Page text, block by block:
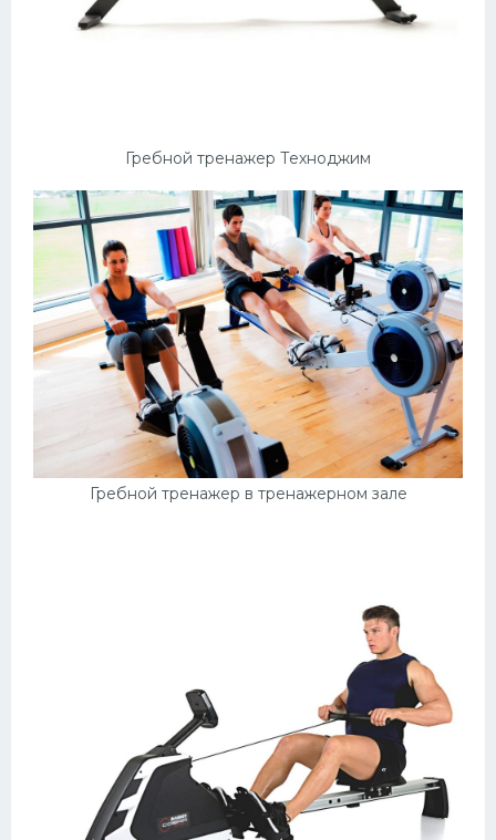
Гребной тренажер Техноджим
Гребной тренажер в тренажерном зале